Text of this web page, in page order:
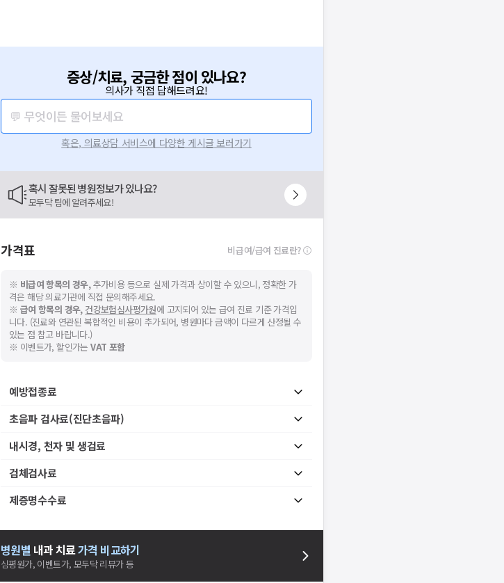
증상/치료, 궁금한 점이 있나요?
의사가 직접 답해드려요!
💬 무엇이든 물어보세요
혹은, 의료상담 서비스에 다양한 게시글 보러가기
혹시 잘못된 병원정보가 있나요?
모두닥 팀에 알려주세요!
가격표 비급여/급여 진료란?
※ 비급여 항목의 경우,추가비용 등으로 실제 가격과 상이할 수 있으니, 정확한 가
격은 해당 의료기관에 직접 문의해주세요.
※ 급여 항목의 경우, 건강보험심사평가원에 고지되어 있는 급여 진료 기준 가격입
니다. (진료와 연관된 복합적인 비용이 추가되어, 병원마다 금액이 다르게 산정될 수
있는 점 참고 바랍니다.)
※ 이벤트가, 할인가는VAT 포함
예방접종료
초음파 검사료(진단초음파)
내시경, 천자 및 생검료
검체검사료
제증명수수료
병원별 내과치료가격 비교하기
심평원가, 이벤트가, 모두닥 리뷰가 등